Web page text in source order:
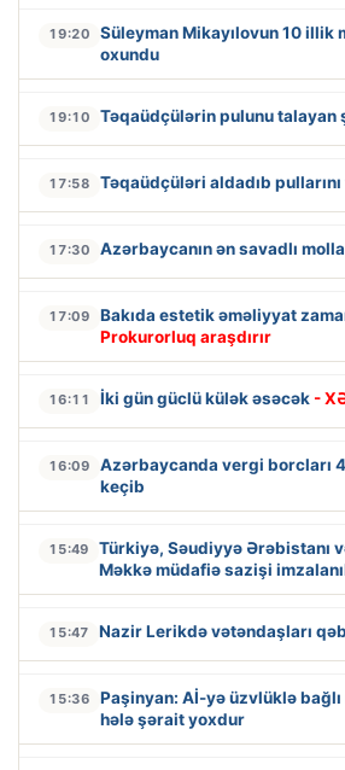
19:20
Süleyman Mikayılovun 10 illik
oxundu
19:10 Təqaüdçülərin pulunu talayan
17:58 Təqaüdçüləri aldadıb pullarını
17:30 Azərbaycanın ən savadlı
17:09 Bakıda estetik əməliyyat
Prokurorluq araşdırır
16:11 İki gün güclü külək əsəcək -
16:09
Azərbaycanda vergi borcları
keçib
15:49
Türkiyə, Səudiyyə Ərəbistanı
Məkkə müdafiə sazişi
15:47 Nazir Lerikdə vətəndaşları
15:36
Paşinyan: Aİ-yə üzvlüklə
hələ şərait yoxdur